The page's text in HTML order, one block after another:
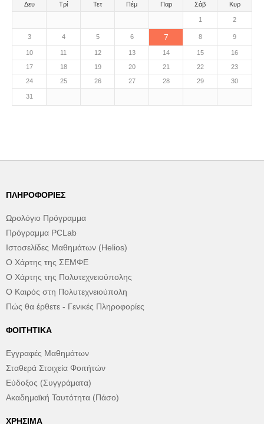
Δευ Τρί Τετ Πέμ Παρ Σάβ Κυρ
1 2
3 4 5 6 7 8 9
10 11 12 13 14 15
16
17
18 19 20 21 22
23
24
25 26 27 28 29 30
31
ΠΛΗΡΟΦΟΡΊΕΣ
Ωρολόγιο Πρόγραμμα
Πρόγραμμα PCLab
Ιστοσελίδες Μαθημάτων (Helios)
Ο Χάρτης της ΣΕΜΦΕ
Ο Χάρτης της Πολυτεχνειούπολης
Ο Καιρός στη Πολυτεχνειούπολη
Πώς θα έρθετε - Γενικές Πληροφορίες
ΦΟΙΤΗΤΙΚΆ
Εγγραφές Μαθημάτων
Σταθερά Στοιχεία Φοιτήτών
Εύδοξος (Συγγράματα)
Ακαδημαϊκή Ταυτότητα (Πάσο)
ΧΡΉΣΙΜΑ